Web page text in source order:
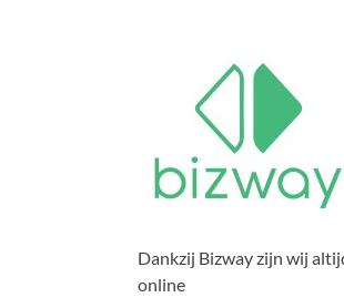
Dankzij Bizway zijn wij
online